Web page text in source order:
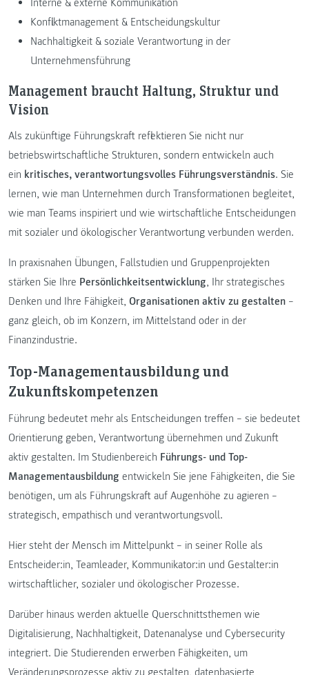
Konfliktmanagement & Entscheidungskultur
Nachhaltigkeit & soziale Verantwortung in der
Unternehmensführung
Management braucht Haltung, Struktur und
Vision
Als zukünftige Führungskraft reflektieren Sie nicht nur
betriebswirtschaftliche Strukturen, sondern entwickeln auch
ein kritisches, verantwortungsvolles Führungsverständnis. Sie
lernen, wie man Unternehmen durch Transformationen begleitet,
wie man Teams inspiriert und wie wirtschaftliche Entscheidungen
mit sozialer und ökologischer Verantwortung verbunden werden.
In praxisnahen Übungen, Fallstudien und Gruppenprojekten
stärken Sie Ihre Persönlichkeitsentwicklung, Ihr strategisches
Denken und Ihre Fähigkeit, Organisationen aktiv zu gestalten –
ganz gleich, ob im Konzern, im Mittelstand oder in der
Finanzindustrie.
Top-Managementausbildungund
Zukunftskompetenzen
Führung bedeutet mehr als Entscheidungen treffen – sie bedeutet
Orientierung geben, Verantwortung übernehmen und Zukunft
aktiv gestalten. Im Studienbereich Führungs- und Top-
Managementausbildung entwickeln Sie jene Fähigkeiten, die Sie
benötigen, um als Führungskraft auf Augenhöhe zu agieren –
strategisch, empathisch und verantwortungsvoll.
Hier steht der Mensch im Mittelpunkt – in seiner Rolle als
Entscheider:in, Teamleader, Kommunikator:in und Gestalter:in
wirtschaftlicher, sozialer und ökologischer Prozesse.
Darüber hinaus werden aktuelle Querschnittsthemen wie
Digitalisierung, Nachhaltigkeit, Datenanalyse und Cybersecurity
integriert. Die Studierenden erwerben Fähigkeiten, um
Veränderungsprozesse aktiv zu gestalten, datenbasierte